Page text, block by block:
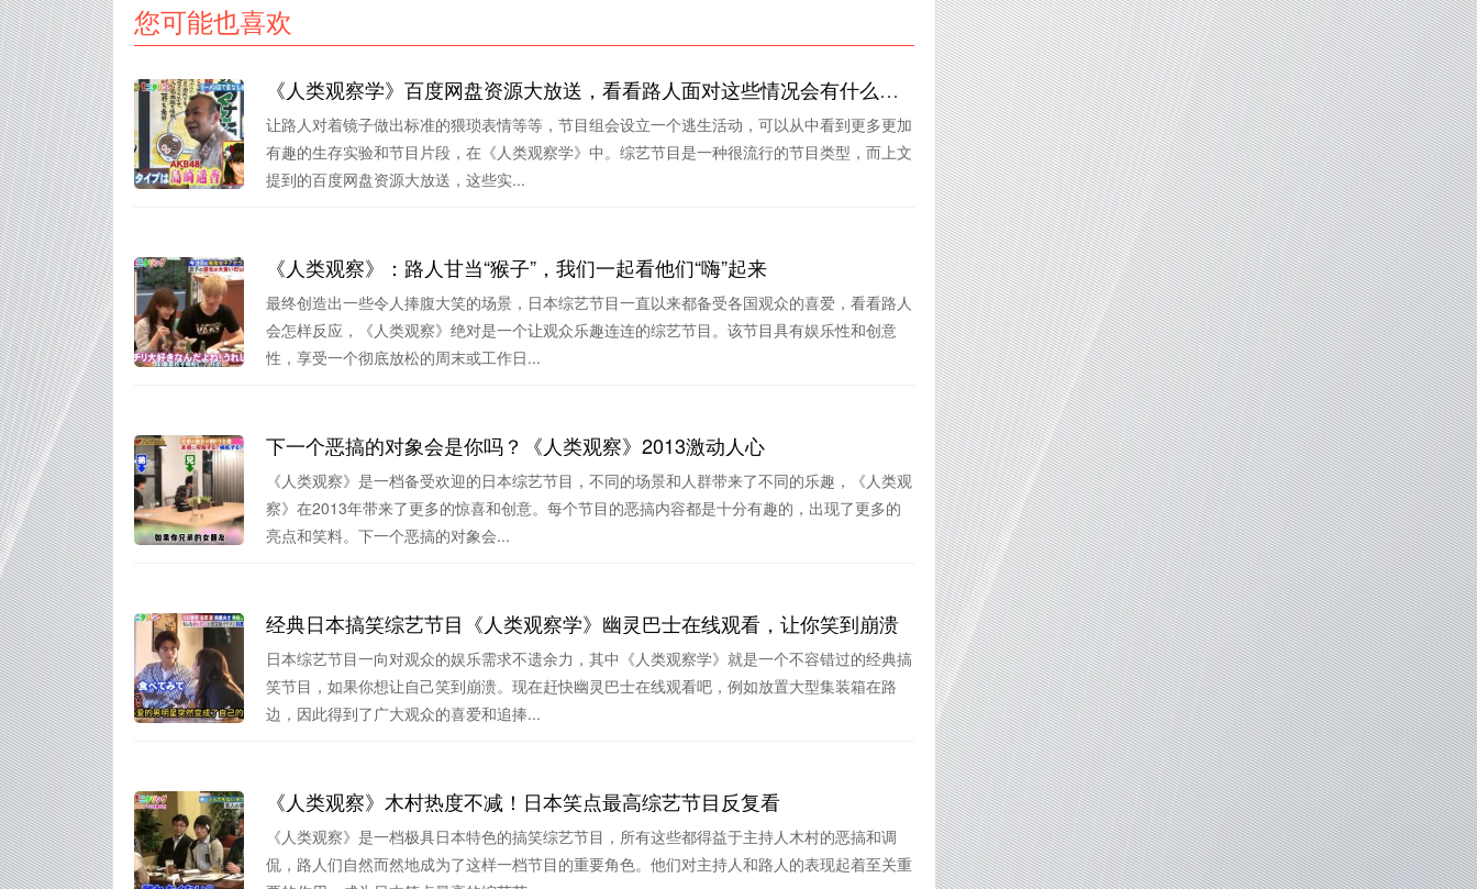
您可能也喜欢
《人类观察学》百度网盘资源大放送，看看路人面对这些情况会有什么反应
让路人对着镜子做出标准的猥琐表情等等，节目组会设立一个逃生活动，可以从中看到更多更加
有趣的生存实验和节目片段，在《人类观察学》中。综艺节目是一种很流行的节目类型，而上文
提到的百度网盘资源大放送，这些实...
《人类观察》：路人甘当“猴子”，我们一起看他们“嗨”起来
最终创造出一些令人捧腹大笑的场景，日本综艺节目一直以来都备受各国观众的喜爱，看看路人
会怎样反应，《人类观察》绝对是一个让观众乐趣连连的综艺节目。该节目具有娱乐性和创意
性，享受一个彻底放松的周末或工作日...
下一个恶搞的对象会是你吗？《人类观察》2013激动人心
《人类观察》是一档备受欢迎的日本综艺节目，不同的场景和人群带来了不同的乐趣，《人类观
察》在2013年带来了更多的惊喜和创意。每个节目的恶搞内容都是十分有趣的，出现了更多的
亮点和笑料。下一个恶搞的对象会...
经典日本搞笑综艺节目《人类观察学》幽灵巴士在线观看，让你笑到崩溃
日本综艺节目一向对观众的娱乐需求不遗余力，其中《人类观察学》就是一个不容错过的经典搞
笑节目，如果你想让自己笑到崩溃。现在赶快幽灵巴士在线观看吧，例如放置大型集装箱在路
边，因此得到了广大观众的喜爱和追捧...
《人类观察》木村热度不减！日本笑点最高综艺节目反复看
《人类观察》是一档极具日本特色的搞笑综艺节目，所有这些都得益于主持人木村的恶搞和调
侃，路人们自然而然地成为了这样一档节目的重要角色。他们对主持人和路人的表现起着至关重